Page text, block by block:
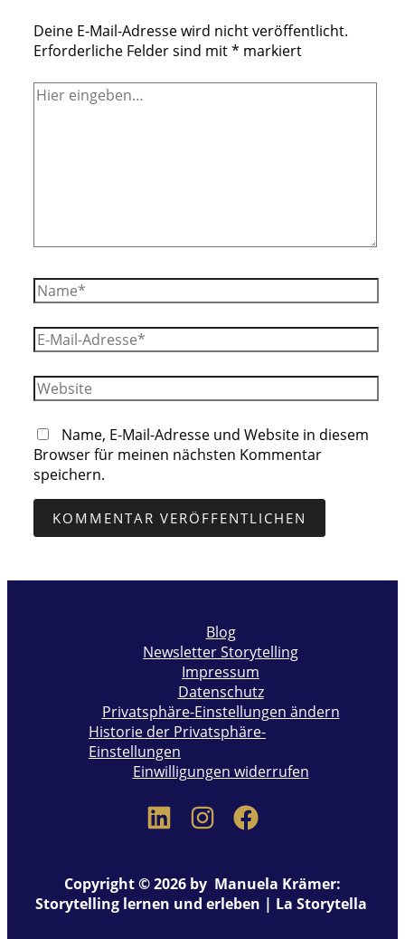
Deine E-Mail-Adresse wird nicht veröffentlicht.
Erforderliche Felder sind mit* markiert
Hier
Name*
E-
Mail-
Adresse*
Website
Name, E-Mail-Adresse und Website in diesem
Browser für meinen nächsten Kommentar
speichern.
Blog
Newsletter Storytelling
Impressum
Datenschutz
Privatsphäre-Einstellungen ändern
Historie der Privatsphäre-
Einstellungen
Einwilligungen widerrufen
Copyright © 2026 by Manuela Krämer:
Storytelling lernen und erleben | La Storytella